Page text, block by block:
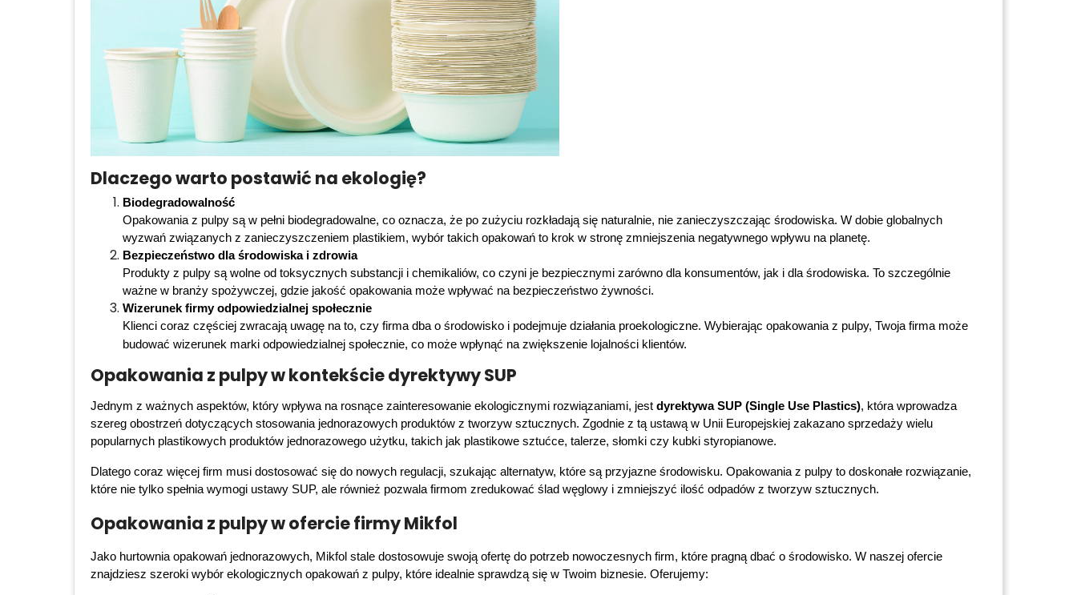
Dlaczego warto postawić na ekologię?
Biodegradowalność
Opakowania z pulpy są w pełni biodegradowalne, co oznacza, że po zużyciu rozkładają się naturalnie, nie zanieczyszczając środowiska. W dobie globalnych
wyzwań związanych z zanieczyszczeniem plastikiem, wybór takich opakowań to krok w stronę zmniejszenia negatywnego wpływu na planetę.
Bezpieczeństwo dla środowiska i zdrowia
Produkty z pulpy są wolne od toksycznych substancji i chemikaliów, co czyni je bezpiecznymi zarówno dla konsumentów, jak i dla środowiska. To szczególnie
ważne w branży spożywczej, gdzie jakość opakowania może wpływać na bezpieczeństwo żywności.
Wizerunek firmy odpowiedzialnej społecznie
Klienci coraz częściej zwracają uwagę na to, czy firma dba o środowisko i podejmuje działania proekologiczne. Wybierając opakowania z pulpy, Twoja firma może
budować wizerunek marki odpowiedzialnej społecznie, co może wpłynąć na zwiększenie lojalności klientów.
Opakowania z pulpy w kontekście dyrektywy SUP
Jednym z ważnych aspektów, który wpływa na rosnące zainteresowanie ekologicznymi rozwiązaniami, jest dyrektywa SUP (Single Use Plastics), która wprowadza
szereg obostrzeń dotyczących stosowania jednorazowych produktów z tworzyw sztucznych. Zgodnie z tą ustawą w Unii Europejskiej zakazano sprzedaży wielu
popularnych plastikowych produktów jednorazowego użytku, takich jak plastikowe sztućce, talerze, słomki czy kubki styropianowe.
Dlatego coraz więcej firm musi dostosować się do nowych regulacji, szukając alternatyw, które są przyjazne środowisku. Opakowania z pulpy to doskonałe rozwiązanie,
które nie tylko spełnia wymogi ustawy SUP, ale również pozwala firmom zredukować ślad węglowy i zmniejszyć ilość odpadów z tworzyw sztucznych.
Opakowania z pulpy w ofercie firmy Mikfol
Jako hurtownia opakowań jednorazowych, Mikfol stale dostosowuje swoją ofertę do potrzeb nowoczesnych firm, które pragną dbać o środowisko. W naszej ofercie
znajdziesz szeroki wybór ekologicznych opakowań z pulpy, które idealnie sprawdzą się w Twoim biznesie. Oferujemy: